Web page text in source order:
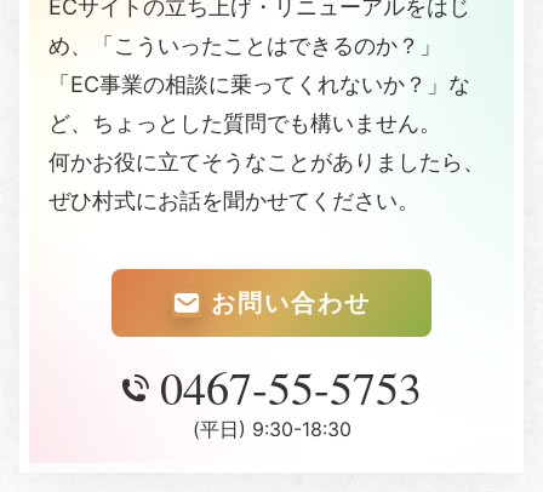
ECサイトの立ち上げ・リニューアルをはじ
め、「こういったことはできるのか？」
「EC事業の相談に乗ってくれないか？」な
ど、ちょっとした質問でも構いません。
何かお役に立てそうなことがありましたら、
ぜひ村式にお話を聞かせてください。
お問い合わせ
0467-55-5753
(平日) 9:30-18:30